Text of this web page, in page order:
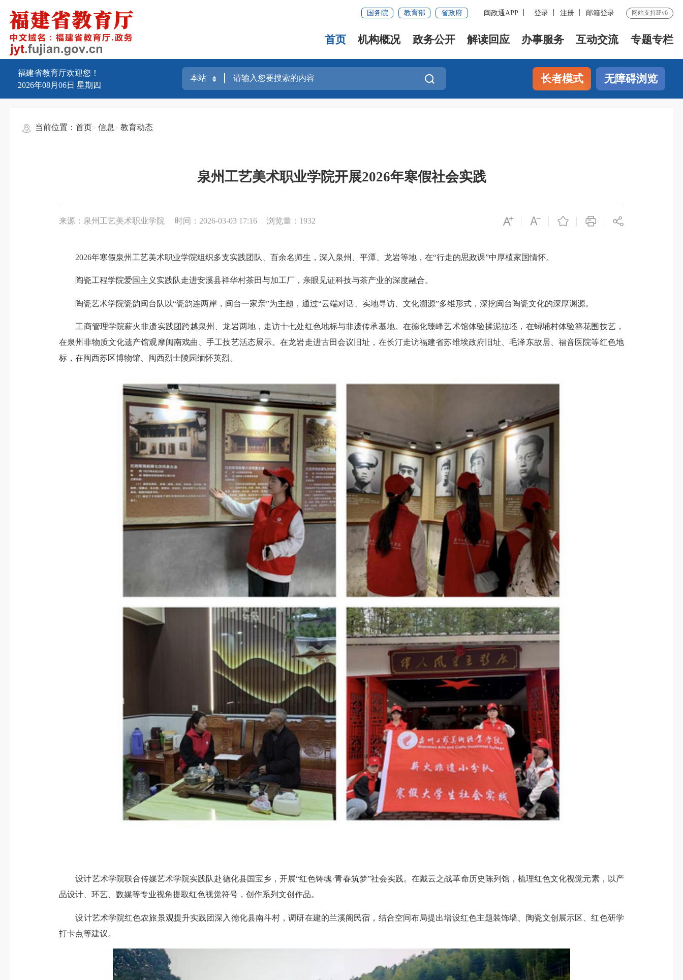
国务院 教育部 省政府 闽政通APP 登录 注册 邮箱登录 网站支持IPv6
首页 机构概况 政务公开 解读回应 办事服务 互动交流 专题专栏
福建省教育厅欢迎您！
2026年08月06日 星期四
长者模式 无障碍浏览
当前位置：首页 信息 教育动态
泉州工艺美术职业学院开展2026年寒假社会实践
来源：泉州工艺美术职业学院 时间：2026-03-03 17:16 浏览量：1932
2026年寒假泉州工艺美术职业学院组织多支实践团队、百余名师生，深入泉州、平潭、龙岩等地，在“行走的思政课”中厚植家国情怀。
陶瓷工程学院爱国主义实践队走进安溪县祥华村茶田与加工厂，亲眼见证科技与茶产业的深度融合。
陶瓷艺术学院瓷韵闽台队以“瓷韵连两岸，闽台一家亲”为主题，通过“云端对话、实地寻访、文化溯源”多维形式，深挖闽台陶瓷文化的深厚渊源。
工商管理学院薪火非遗实践团跨越泉州、龙岩两地，走访十七处红色地标与非遗传承基地。在德化臻峰艺术馆体验揉泥拉坯，在蟳埔村体验簪花围技艺，
在泉州非物质文化遗产馆观摩闽南戏曲、手工技艺活态展示。在龙岩走进古田会议旧址，在长汀走访福建省苏维埃政府旧址、毛泽东故居、福音医院等红色地
标，在闽西苏区博物馆、闽西烈士陵园缅怀英烈。
设计艺术学院联合传媒艺术学院实践队赴德化县国宝乡，开展“红色铸魂·青春筑梦”社会实践。在戴云之战革命历史陈列馆，梳理红色文化视觉元素，以产
品设计、环艺、数媒等专业视角提取红色视觉符号，创作系列文创作品。
设计艺术学院红色农旅景观提升实践团深入德化县南斗村，调研在建的兰溪阁民宿，结合空间布局提出增设红色主题装饰墙、陶瓷文创展示区、红色研学
打卡点等建议。